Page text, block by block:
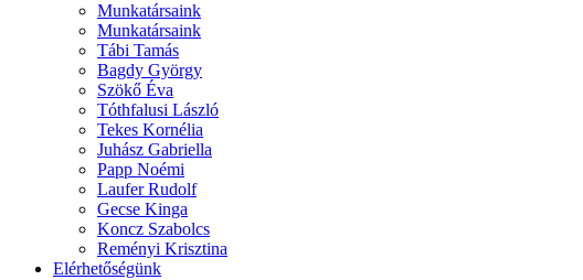
Munkatársaink
Munkatársaink
Tábi Tamás
Bagdy György
Szökő Éva
Tóthfalusi László
Tekes Kornélia
Juhász Gabriella
Papp Noémi
Laufer Rudolf
Gecse Kinga
Koncz Szabolcs
Reményi Krisztina
Elérhetőségünk